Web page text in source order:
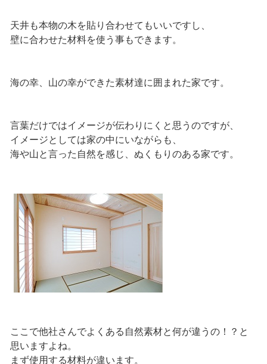
天井も本物の木を貼り合わせてもいいですし、
壁に合わせた材料を使う事もできます。
海の幸、山の幸ができた素材達に囲まれた家です。
言葉だけではイメージが伝わりにくと思うのですが、
イメージとしては家の中にいながらも、
海や山と言った自然を感じ、ぬくもりのある家です。
ここで他社さんでよくある自然素材と何が違うの！？と
思いますよね。
まず使用する材料が違います。